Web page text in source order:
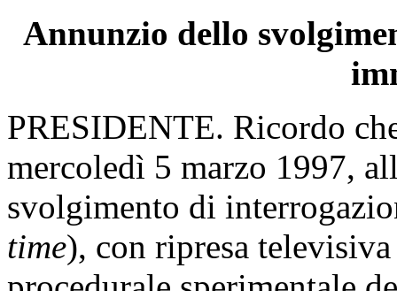
Annunzio dello
PRESIDENTE. Ricordo
mercoledì 5 marzo 1997,
svolgimento di
time), con ripresa